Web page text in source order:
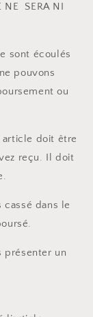
NE SERA NI
sont écoulés
pouvons
ou
article doit être
reçu. Il doit
dans le
présenter un